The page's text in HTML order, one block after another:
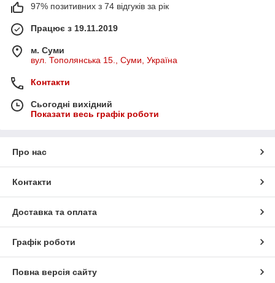
97% позитивних з 74 відгуків за рік
Працює з 19.11.2019
м. Суми
вул. Тополянська 15., Суми, Україна
Контакти
Сьогодні вихідний
Показати весь графік роботи
Про нас
Контакти
Доставка та оплата
Графік роботи
Повна версія сайту